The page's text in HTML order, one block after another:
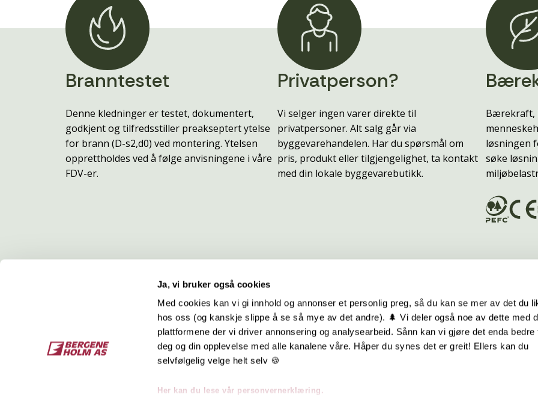
Ja, vi bruker også cookies
Med cookies kan vi gi innhold og annonser et personlig preg, så du kan se mer av det du
hos oss (og kanskje slippe å se så mye av det andre). 🌲 Vi deler også noe av dette med
plattformene der vi driver annonsering og analysearbeid. Sånn kan vi gjøre det enda bedre
deg og din opplevelse med alle kanalene våre. Håper du synes det er greit! Ellers kan du
selvfølgelig velge helt selv 🍪
Her kan du lese vår personvernerklæring.
Branntestet
Denne kledninger er testet, dokumentert,
godkjent og tilfredsstiller preakseptert ytelse
for brann (D-s2,d0) ved montering. Ytelsen
opprettholdes ved å følge anvisningene i våre
FDV-er.
Privatperson?
Vi selger ingen varer direkte til
privatpersoner. Alt salg går via
byggevarehandelen. Har du spørsmål om
pris, produkt eller tilgjengelighet, ta kontakt
med din lokale byggevarebutikk.
Bærekraft,
løsningen
søke
Bergene Holm AS
ordre@bergeneholm.no
Om oss
Jobbe hos oss
Hurtiglenker